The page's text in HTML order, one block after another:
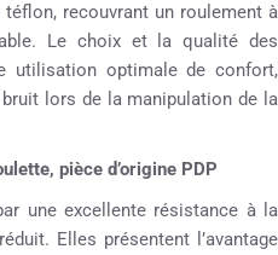
recouvrant un roulement à
Le choix et la qualité des
utilisation optimale de confort,
lors de la manipulation de la
pièce d’origine PDP
une excellente résistance à la
Elles présentent l’avantage